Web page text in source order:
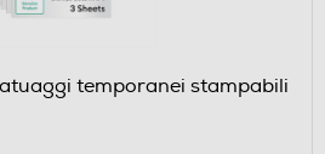
temporanei stampabili